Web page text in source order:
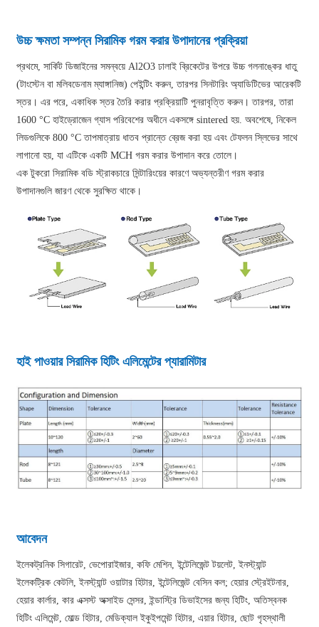
উচ্চ ক্ষমতা সম্পন্ন সিরামিক গরম করার উপাদানের প্রক্রিয়া
প্রথমে, সার্কিট ডিজাইনের সমন্বয়ে Al2O3 ঢালাই ব্রিকেটের উপরে উচ্চ গলনাঙ্কের ধাতু
(টাংস্টেন বা মলিবডেনাম ম্যাঙ্গানিজ) পেইন্টিং করুন, তারপর সিনটারিং অ্যাডিটিভের আরেকটি
স্তর। এর পরে, একাধিক স্তর তৈরি করার প্রক্রিয়াটি পুনরাবৃত্তি করুন। তারপর, তারা
1600 °C হাইড্রোজেন গ্যাস পরিবেশের অধীনে একসঙ্গে sintered হয়. অবশেষে, নিকেল
লিডগুলিকে 800 °C তাপমাত্রায় ধাতব প্রান্তে ব্রেজ করা হয় এবং টেফলন স্লিভের সাথে
লাগানো হয়, যা এটিকে একটি MCH গরম করার উপাদান করে তোলে।
এক টুকরো সিরামিক বডি স্ট্রাকচারে সিন্টারিংয়ের কারণে অভ্যন্তরীণ গরম করার
উপাদানগুলি জারণ থেকে সুরক্ষিত থাকে।
হাই পাওয়ার সিরামিক হিটিং এলিমেন্টের প্যারামিটার
আবেদন
ইলেকট্রনিক সিগারেট, ভেপোরাইজার, কফি মেশিন, ইন্টেলিজেন্ট টয়লেট, ইনস্ট্যান্ট
ইলেকট্রিক কেটলি, ইনস্ট্যান্ট ওয়াটার হিটার, ইন্টেলিজেন্ট বেসিন কল; হেয়ার স্ট্রেইটনার,
হেয়ার কার্লার, কার এক্সস্ট অক্সাইড সেন্সর, ইন্ডাস্ট্রি ডিভাইসের জন্য হিটিং, অতিস্বনক
হিটিং এলিমেন্ট, মোল্ড হিটার, মেডিক্যাল ইকুইপমেন্ট হিটার, এয়ার হিটার, ছোট গৃহস্থালী